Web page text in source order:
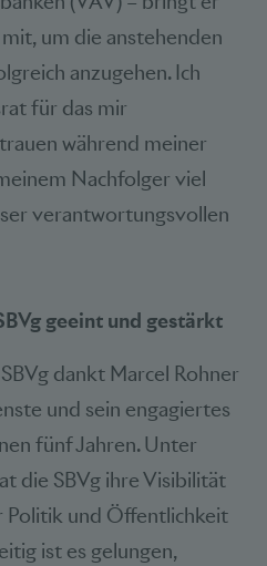
um die anstehenden
anzugehen. Ich
für das mir
während meiner
Nachfolger viel
verantwortungsvollen
geeint und gestärkt
dankt Marcel Rohner
und sein engagiertes
fünf Jahren. Unter
die SBVg ihre Visibilität
Politik und Öffentlichkeit
ist es gelungen,